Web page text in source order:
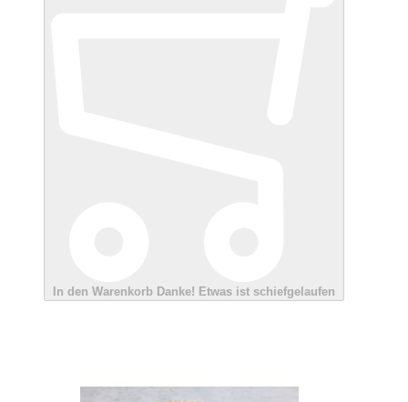
In den Warenkorb Danke! Etwas ist schiefgelaufen